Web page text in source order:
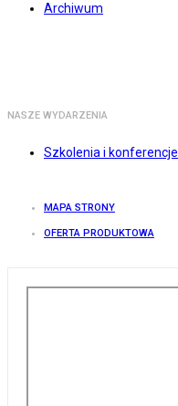
Archiwum
NASZE WYDARZENIA
Szkolenia i konferencje
MAPA STRONY
OFERTA PRODUKTOWA